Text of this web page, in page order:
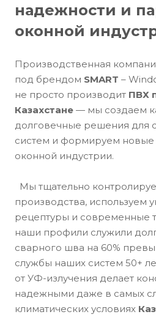
надежности и
оконной
Производственная
под брендом SMART –
не просто производит ПВХ
Казахстане — мы создаем
долговечные решения для
систем и формируем новые
оконной индустрии.
Мы тщательно
производства, используем
рецептуры и современные
наши профили служили
сварного шва на 60%
службы наших систем 50+
от УФ-излучения делает
надежными даже в самых
климатических условиях